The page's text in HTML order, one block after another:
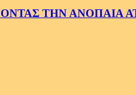
ΤΗΝ ΑΝΟΠΑΙΑ